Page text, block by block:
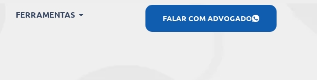
FERRAMENTAS FALAR COM ADVOGADO